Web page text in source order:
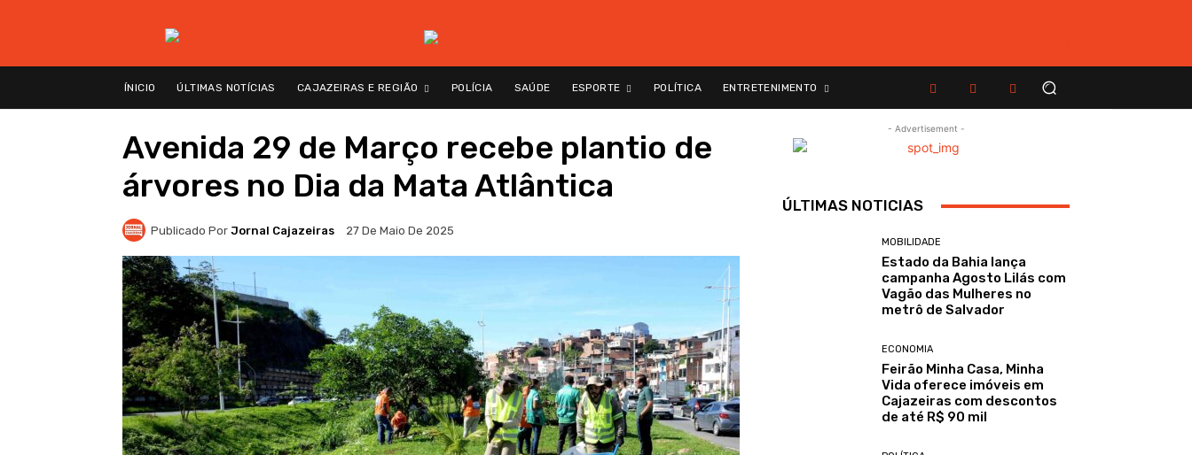
ÍNICIO ÚLTIMAS NOTÍCIAS CAJAZEIRAS E REGIÃO POLÍCIA SAÚDE ESPORTE POLÍTICA ENTRETENIMENTO
Avenida 29 de Março recebe plantio de
árvores no Dia da Mata Atlântica
Publicado Por Jornal Cajazeiras 27 De Maio De 2025
- Advertisement -
ÚLTIMAS NOTICIAS
MOBILIDADE
Estado da Bahia lança
campanha Agosto Lilás com
Vagão das Mulheres no
metrô de Salvador
ECONOMIA
Feirão Minha Casa, Minha
Vida oferece imóveis em
Cajazeiras com descontos
de até R$ 90 mil